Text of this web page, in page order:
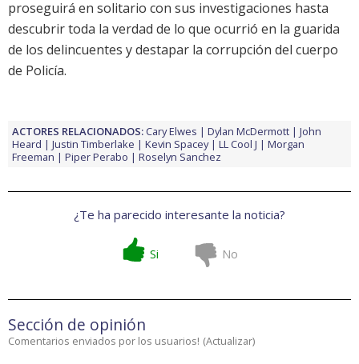
proseguirá en solitario con sus investigaciones hasta
descubrir toda la verdad de lo que ocurrió en la guarida
de los delincuentes y destapar la corrupción del cuerpo
de Policía.
ACTORES RELACIONADOS:Cary Elwes Dylan McDermott
John
Heard
Justin Timberlake Kevin Spacey LL Cool J
Morgan
Freeman
Piper Perabo Roselyn Sanchez
¿Te ha parecido interesante la noticia?
Si No
Sección de opinión
Comentarios enviados por los usuarios! (Actualizar)